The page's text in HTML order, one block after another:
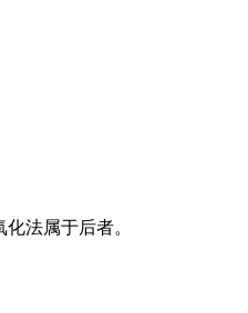
法属于后者。